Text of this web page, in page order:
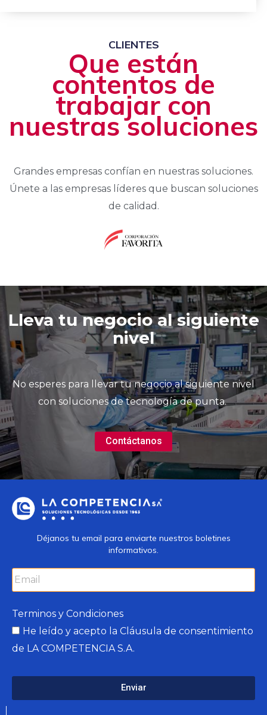
CLIENTES
Que están
contentos de
trabajar con
nuestras soluciones
Grandes empresas confían en nuestras soluciones.
Únete a las empresas líderes que buscan soluciones
de calidad.
Lleva tu negocio al siguiente
nivel
No esperes para llevar tu negocio al siguiente nivel
con soluciones de tecnología de punta.
Contáctanos
Déjanos tu email para enviarte nuestros boletines
informativos.
Terminos y Condiciones
He leído y acepto la Cláusula de consentimiento
de LA COMPETENCIA S.A.
Enviar